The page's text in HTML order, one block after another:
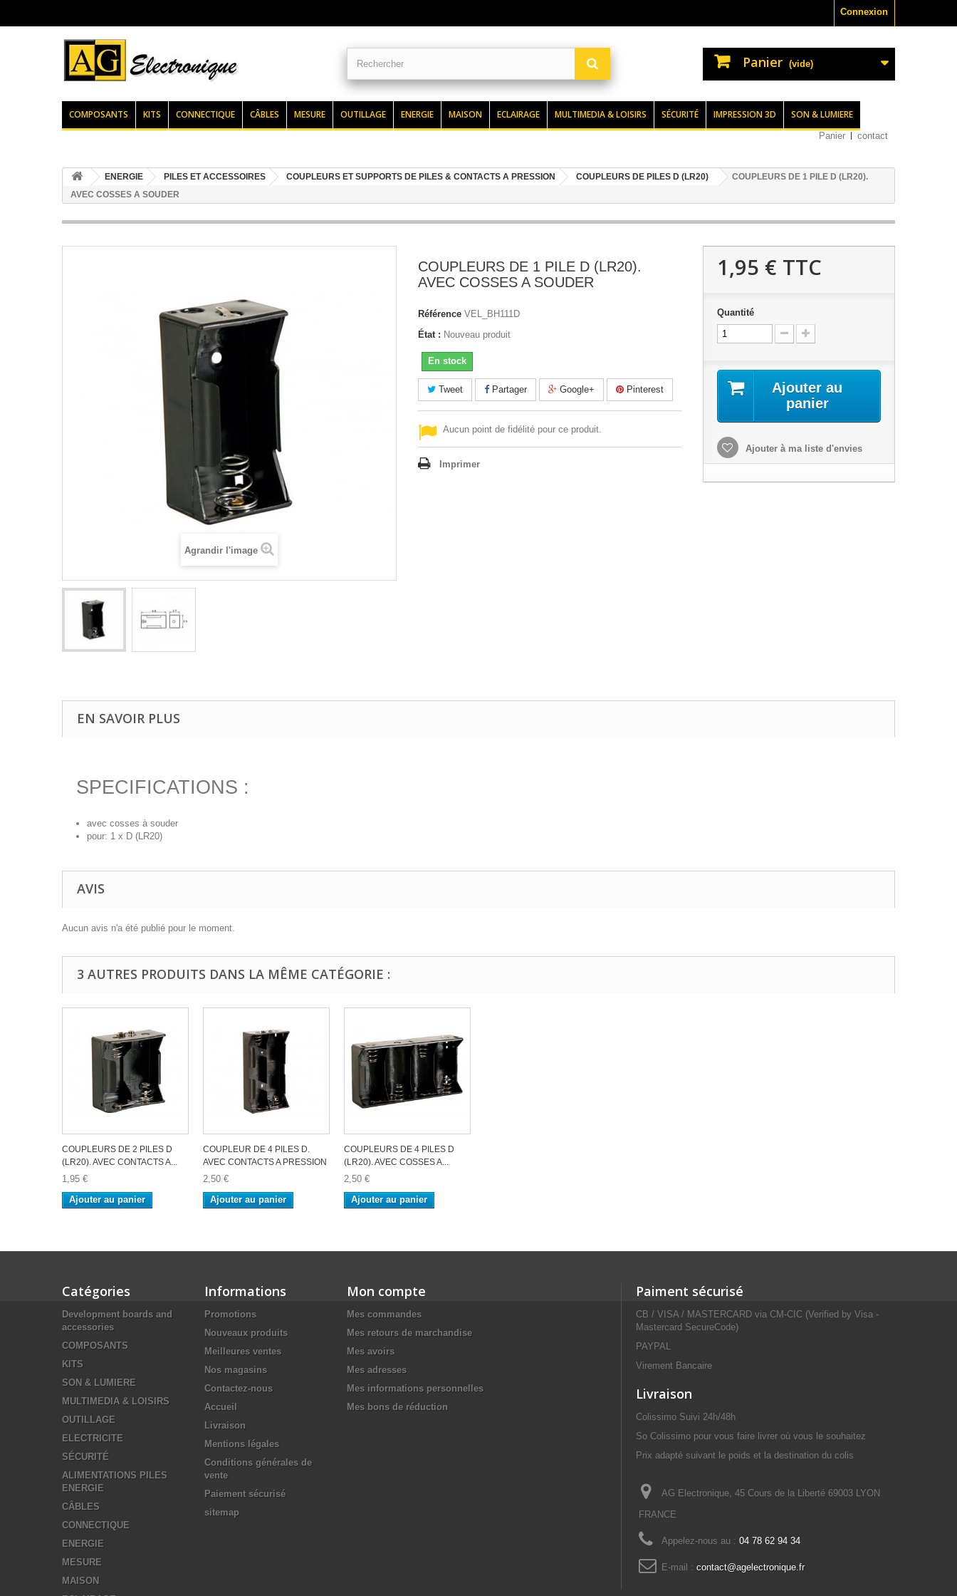
Connexion
Panier (vide)
COMPOSANTS KITS CONNECTIQUE CÂBLES MESURE OUTILLAGE ENERGIE MAISON ECLAIRAGE MULTIMEDIA & LOISIRS SÉCURITÉ IMPRESSION 3D SON & LUMIERE
Panier contact
ENERGIE PILES ET ACCESSOIRES COUPLEURS ET SUPPORTS DE PILES & CONTACTS A PRESSION COUPLEURS DE PILES D (LR20)
COUPLEURS DE 1 PILE D (LR20).
AVEC COSSES A SOUDER
Agrandir l'image
COUPLEURS DE 1 PILE D (LR20).
AVEC COSSES A SOUDER
Référence VEL_BH111D
État : Nouveau produit
En stock
Tweet Partager Google+ Pinterest
Aucun point de fidélité pour ce produit.
Imprimer
1,95 € TTC
Quantité
Ajouter au
panier
Ajouter à ma liste d'envies
EN SAVOIR PLUS
SPECIFICATIONS :
avec cosses à souder
pour: 1 x D (LR20)
AVIS
Aucun avis n'a été publié pour le moment.
3 AUTRES PRODUITS DANS LA MÊME CATÉGORIE :
COUPLEURS DE 2 PILES D
(LR20). AVEC CONTACTS A...
1,95 €
Ajouter au panier
COUPLEUR DE 4 PILES D.
AVEC CONTACTS A PRESSION
2,50 €
Ajouter au panier
COUPLEURS DE 4 PILES D
(LR20). AVEC COSSES A...
2,50 €
Ajouter au panier
Catégories
Development boards and
accessories
COMPOSANTS
KITS
SON & LUMIERE
MULTIMEDIA & LOISIRS
OUTILLAGE
ELECTRICITE
SÉCURITÉ
ALIMENTATIONS PILES
ENERGIE
CÂBLES
CONNECTIQUE
ENERGIE
MESURE
MAISON
Informations
Promotions
Nouveaux produits
Meilleures ventes
Nos magasins
Contactez-nous
Accueil
Livraison
Mentions légales
Conditions générales de
vente
Paiement sécurisé
sitemap
Mon compte
Mes commandes
Mes retours de marchandise
Mes avoirs
Mes adresses
Mes informations personnelles
Mes bons de réduction
Paiment sécurisé
CB / VISA / MASTERCARD via CM-CIC (Verified by Visa -
Mastercard SecureCode)
PAYPAL
Virement Bancaire
Livraison
Colissimo Suivi 24h/48h
So Colissimo pour vous faire livrer où vous le souhaitez
Prix adapté suivant le poids et la destination du colis
AG Electronique, 45 Cours de la Liberté 69003 LYON
FRANCE
Appelez-nous au : 04 78 62 94 34
E-mail : contact@agelectronique.fr